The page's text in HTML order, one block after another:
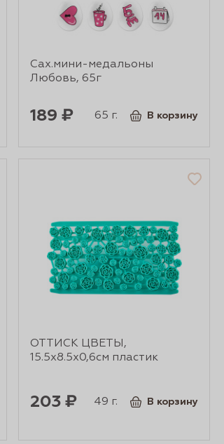
Сах.мини-медальоны
Любовь, 65г
189 ₽ 65 г. В корзину
ОТТИСК ЦВЕТЫ,
15.5х8.5х0,6см пластик
203 ₽ 49 г. В корзину